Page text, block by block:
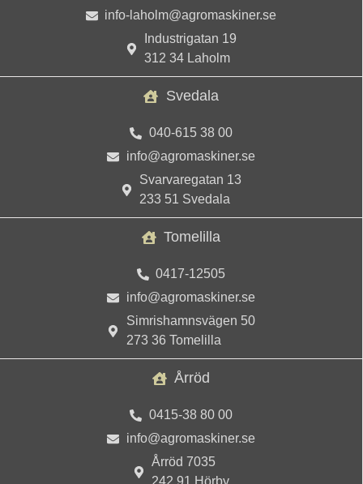
info-laholm@agromaskiner.se
Industrigatan 19
312 34 Laholm
Svedala
040-615 38 00
info@agromaskiner.se
Svarvaregatan 13
233 51 Svedala
Tomelilla
0417-12505
info@agromaskiner.se
Simrishamnsvägen 50
273 36 Tomelilla
Årröd
0415-38 80 00
info@agromaskiner.se
Årröd 7035